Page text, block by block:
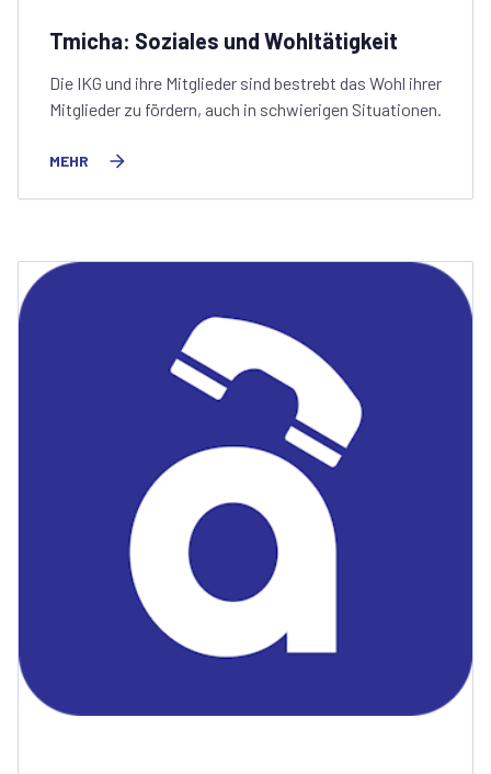
Tmicha: Soziales und Wohltätigkeit
Die IKG und ihre Mitglieder sind bestrebt das Wohl ihrer
Mitglieder zu fördern, auch in schwierigen Situationen.
MEHR